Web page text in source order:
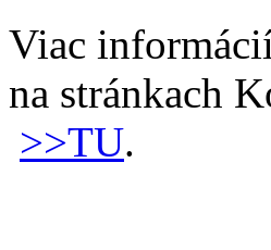
Viac
na stránkach
>>TU.